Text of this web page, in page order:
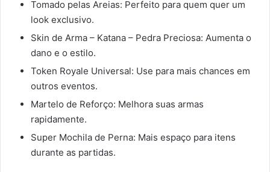
Tomado pelas Areias: Perfeito para quem quer um
look exclusivo.
Skin de Arma – Katana – Pedra Preciosa: Aumenta o
dano e o estilo.
Token Royale Universal: Use para mais chances em
outros eventos.
Martelo de Reforço: Melhora suas armas
rapidamente.
Super Mochila de Perna: Mais espaço para itens
durante as partidas.